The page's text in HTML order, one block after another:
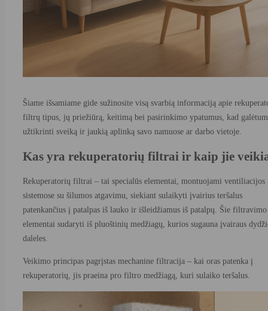
Šiame išsamiame gide sužinosite visą svarbią informaciją apie
filtrų tipus, jų priežiūrą, keitimą bei pasirinkimo ypatumus, kad
užtikrinti sveiką ir jaukią aplinką savo namuose ar darbo vietoje.
Kas yra rekuperatorių filtrai ir kaip jie
Rekuperatorių filtrai – tai specialūs elementai, montuojami ventiliacijos
sistemose su šilumos atgavimu, siekiant sulaikyti įvairius teršalus
patenkančius į patalpas iš lauko ir išleidžiamus iš patalpų. Šie filtravimo
elementai sudaryti iš pluoštinių medžiagų, kurios sugauna įvairaus
daleles.
Veikimo principas pagrįstas mechanine filtracija – kai oras patenka į
rekuperatorių, jis praeina pro filtro medžiagą, kuri sulaiko teršalus.